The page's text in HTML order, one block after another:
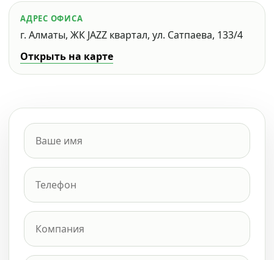
АДРЕС ОФИСА
г. Алматы, ЖК JAZZ квартал, ул. Сатпаева, 133/4
Открыть на карте